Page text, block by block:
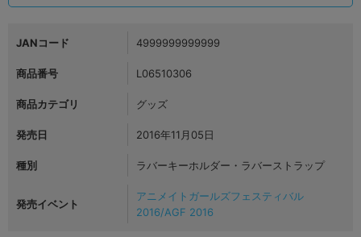
JANコード 4999999999999
商品番号 L06510306
商品カテゴリ グッズ
発売日 2016年11月05日
種別 ラバーキーホルダー・ラバーストラップ
発売イベント
アニメイトガールズフェスティバル
2016/AGF 2016